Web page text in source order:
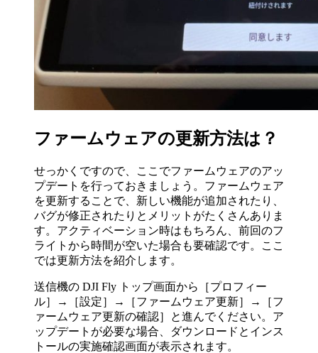
ファームウェアの更新方法は？
せっかくですので、ここでファームウェアのアッ
プデートを行っておきましょう。ファームウェア
を更新することで、新しい機能が追加されたり、
バグが修正されたりとメリットがたくさんありま
す。アクティベーション時はもちろん、前回のフ
ライトから時間が空いた場合も要確認です。ここ
では更新方法を紹介します。
送信機の DJI Fly トップ画面から［プロフィー
ル］→［設定］→［ファームウェア更新］→［フ
ァームウェア更新の確認］と進んでください。ア
ップデートが必要な場合、ダウンロードとインス
トールの実施確認画面が表示されます。